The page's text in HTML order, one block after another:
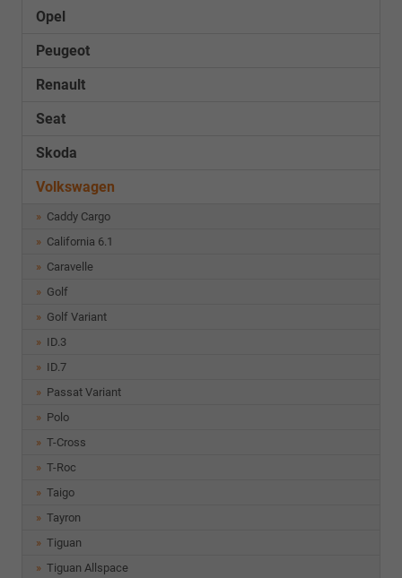
Opel
Peugeot
Renault
Seat
Skoda
Volkswagen
Caddy Cargo
California 6.1
Caravelle
Golf
Golf Variant
ID.3
ID.7
Passat Variant
Polo
T-Cross
T-Roc
Taigo
Tayron
Tiguan
Tiguan Allspace